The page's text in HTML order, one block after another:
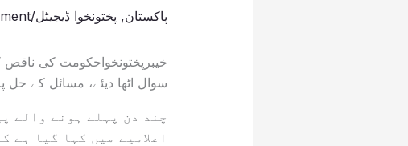
پاکستان, پختونخوا ڈیجیٹل/
خیبرپختونخواحکومت کی
سوال اٹھا دیئے، مسائل کے
چند دن پہلے ہونے والے
اعلامیے میں کہا گیا